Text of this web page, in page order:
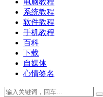
电脑教程
系统教程
软件教程
手机教程
百科
下载
自媒体
心情签名